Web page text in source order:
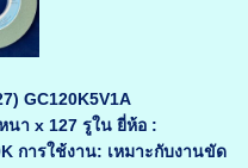
GC120K5V1A
นา x 127 รูใน ยี่ห้อ :
การใช้งาน: เหมาะกับงานขัด